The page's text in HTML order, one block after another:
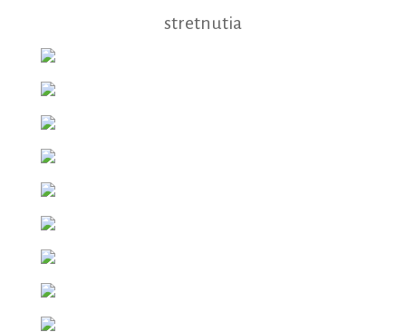
stretnutia